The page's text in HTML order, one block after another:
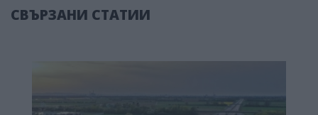
СВЪРЗАНИ СТАТИИ